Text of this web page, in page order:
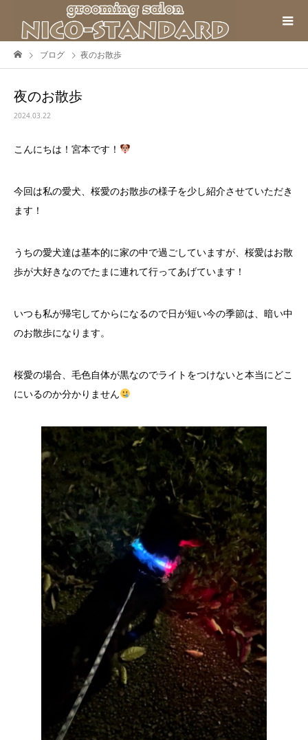
ブログ 夜のお散歩
夜のお散歩
2024.03.22
こんにちは！宮本です！
今回は私の愛犬、桜愛のお散歩の様子を少し紹介させていただき
ます！
うちの愛犬達は基本的に家の中で過ごしていますが、桜愛はお散
歩が大好きなのでたまに連れて行ってあげています！
いつも私が帰宅してからになるので日が短い今の季節は、暗い中
のお散歩になります。
桜愛の場合、毛色自体が黒なのでライトをつけないと本当にどこ
にいるのか分かりません